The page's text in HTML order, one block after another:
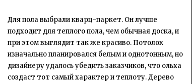
Для пола выбрали кварц-паркет. Он лучше
подходит для теплого пола, чем обычная доска, и
при этом выглядит так же красиво. Потолок
изначально планировался белым и однотонным, но
дизайнеру удалось убедить заказчиков, что ольха
создаст тот самый характер и теплоту. Дерево